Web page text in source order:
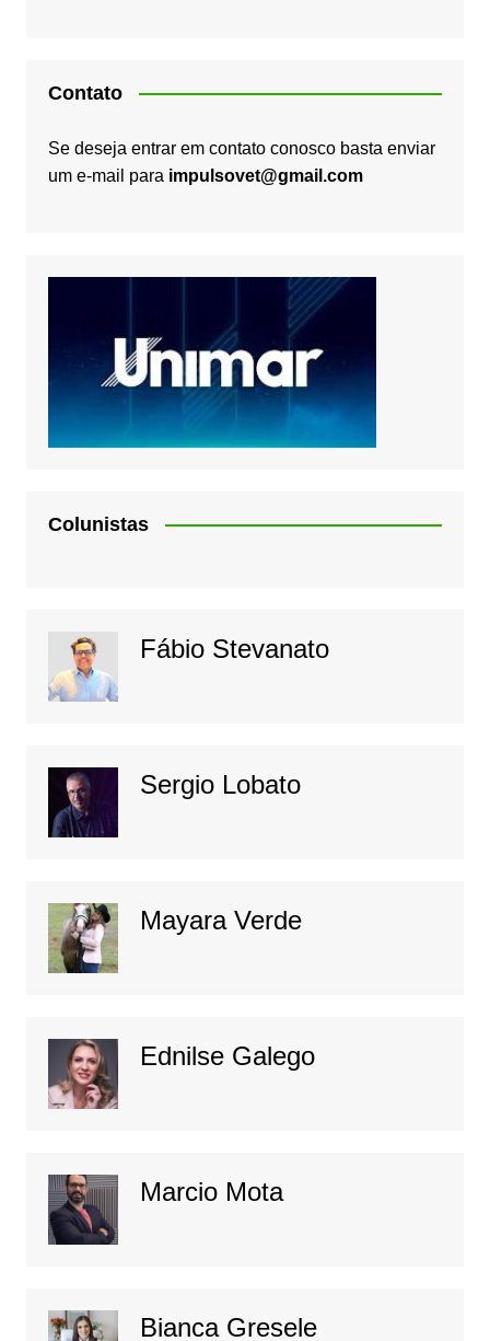
Contato
Se deseja entrar em contato conosco basta enviar
um e-mail para impulsovet@gmail.com
Colunistas
Fábio Stevanato
Sergio Lobato
Mayara Verde
Ednilse Galego
Marcio Mota
Bianca Gresele